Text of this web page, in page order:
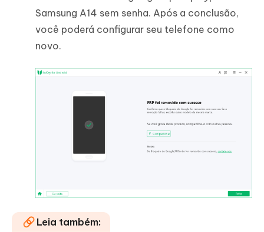
Samsung A14 sem senha. Após a conclusão,
você poderá configurar seu telefone como
novo.
Leia também: